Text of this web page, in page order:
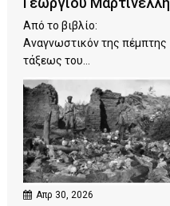
Από το βιβλίο:
Αναγνωστικόν της πέμπτης
τάξεως του...
Απρ 30, 2026